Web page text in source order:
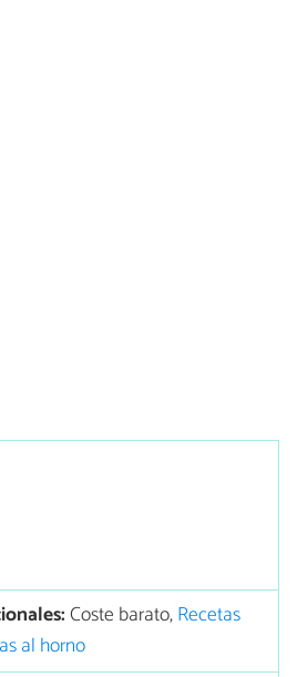
Coste barato,Recetas
al horno